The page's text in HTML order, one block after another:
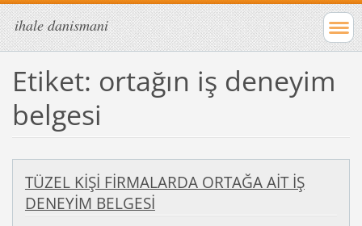
ihale danismani
Etiket: ortağın iş deneyim
belgesi
TÜZEL KİŞİ FİRMALARDA ORTAĞA AİT İŞ
DENEYİM BELGESİ